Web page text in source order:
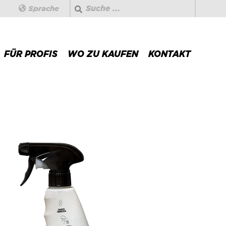
Sprache Suchen
FÜR PROFIS WO ZU KAUFEN KONTAKT